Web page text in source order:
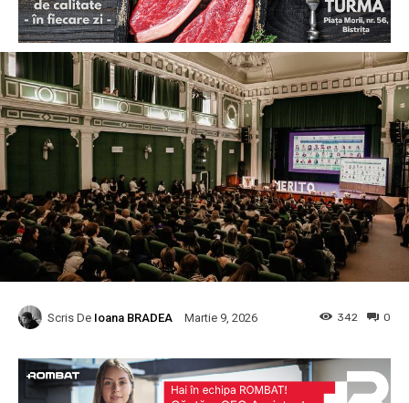
Scris De Ioana BRADEA Martie 9, 2026 0
342